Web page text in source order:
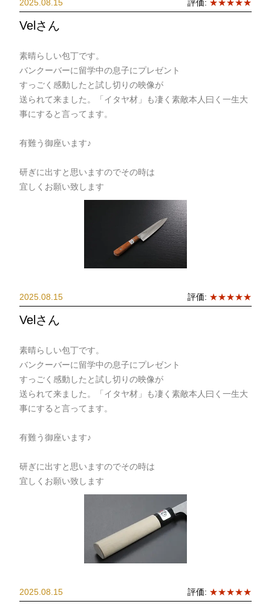
2025.08.15 評価: ★★★★★
Velさん
素晴らしい包丁です。
バンクーバーに留学中の息子にプレゼント
すっごく感動したと試し切りの映像が
送られて来ました。「イタヤ材」も凄く素敵本人曰く一生大
事にすると言ってます。
有難う御座います♪
研ぎに出すと思いますのでその時は
宜しくお願い致します
2025.08.15 評価: ★★★★★
Velさん
素晴らしい包丁です。
バンクーバーに留学中の息子にプレゼント
すっごく感動したと試し切りの映像が
送られて来ました。「イタヤ材」も凄く素敵本人曰く一生大
事にすると言ってます。
有難う御座います♪
研ぎに出すと思いますのでその時は
宜しくお願い致します
2025.08.15 評価: ★★★★★